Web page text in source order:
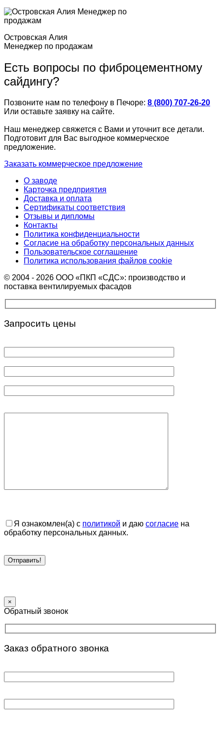
Островская Алия
Менеджер по продажам
Есть вопросы по фиброцементному
сайдингу?
Позвоните нам по телефону в Печоре: 8 (800) 707-26-20
Или оставьте заявку на сайте.
Наш менеджер свяжется с Вами и уточнит все детали.
Подготовит для Вас выгодное коммерческое
предложение.
Заказать коммерческое предложение
О заводе
Карточка предприятия
Доставка и оплата
Сертификаты соответствия
Отзывы и дипломы
Контакты
Политика конфиденциальности
Согласие на обработку персональных данных
Пользовательское соглашение
Политика использования файлов cookie
© 2004 - 2026 ООО «ПКП «СДС»: производство и
поставка вентилируемых фасадов
Запросить цены
Я ознакомлен(а) с политикой и даю согласие на
обработку персональных данных.
×
Обратный звонок
Заказ обратного звонка